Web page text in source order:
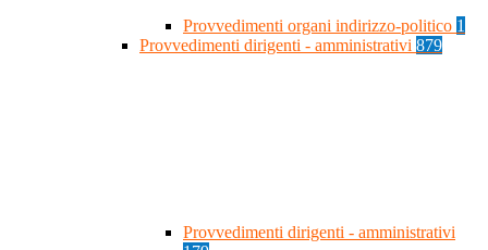
Provvedimenti organi indirizzo-politico 1
Provvedimenti dirigenti - amministrativi 879
Provvedimenti dirigenti - amministrativi